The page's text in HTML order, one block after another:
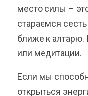
место силы –
стараемся
ближе к
или медитации.
Если мы
открыться